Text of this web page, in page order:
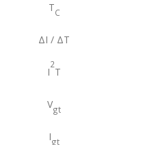
TC
ΔI / ΔT
I
2
T
Vgt
Igt